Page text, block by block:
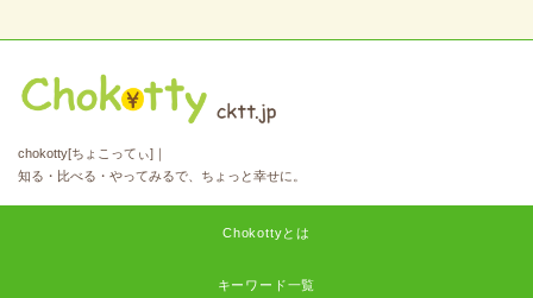
chokotty[ちょこってぃ]｜
知る・比べる・やってみるで、ちょっと幸せに。
Chokottyとは
キーワード一覧